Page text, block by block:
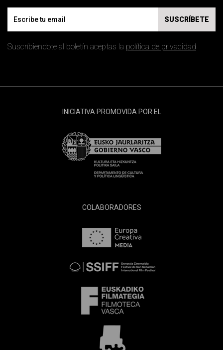
SUSCRÍBETE
Suscríbiendote al boletín aceptas la política de privacidad
INICIATIVA PROMOVIDA POR EL
COLABORADORES